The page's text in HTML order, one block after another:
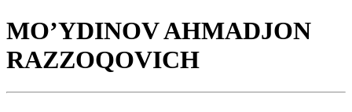
MO’YDINOV AHMADJON
RAZZOQOVICH